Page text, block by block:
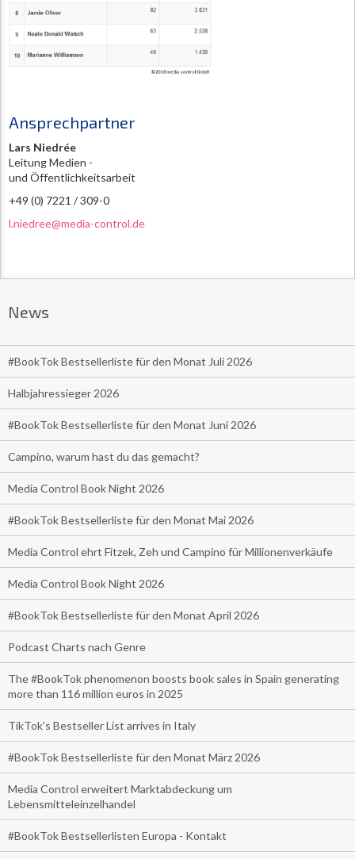
Ansprechpartner
Lars Niedrée
Leitung Medien -
und Öffentlichkeitsarbeit
+49 (0) 7221 / 309-0
l.niedree@media-control.de
News
#BookTok Bestsellerliste für den Monat Juli 2026
Halbjahressieger 2026
#BookTok Bestsellerliste für den Monat Juni 2026
Campino, warum hast du das gemacht?
Media Control Book Night 2026
#BookTok Bestsellerliste für den Monat Mai 2026
Media Control ehrt Fitzek, Zeh und Campino für Millionenverkäufe
Media Control Book Night 2026
#BookTok Bestsellerliste für den Monat April 2026
Podcast Charts nach Genre
The #BookTok phenomenon boosts book sales in Spain generating
more than 116 million euros in 2025
TikTok’s Bestseller List arrives in Italy
#BookTok Bestsellerliste für den Monat März 2026
Media Control erweitert Marktabdeckung um
Lebensmitteleinzelhandel
#BookTok Bestsellerlisten Europa - Kontakt